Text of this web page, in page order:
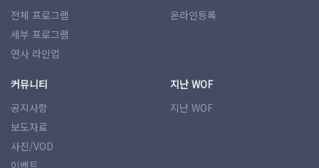
전체 프로그램
세부 프로그램
연사 라인업
온라인등록
커뮤니티
공지사항
보도자료
사진/VOD
지난 WOF
지난 WOF